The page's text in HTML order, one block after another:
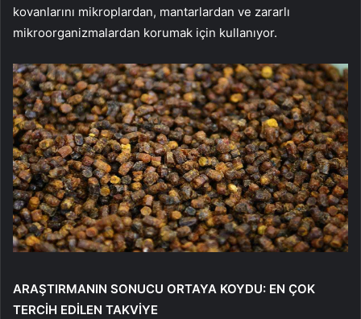
kovanlarını mikroplardan, mantarlardan ve zararlı
mikroorganizmalardan korumak için kullanıyor.
ARAŞTIRMANIN SONUCU ORTAYA KOYDU: EN ÇOK
TERCİH EDİLEN TAKVİYE